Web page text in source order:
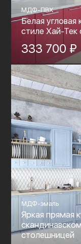
МДФ-ПВХ
Белая
стиле Хай-Тек
333 700 ₽
МДФ-эмаль
Яркая прямая
столешницей